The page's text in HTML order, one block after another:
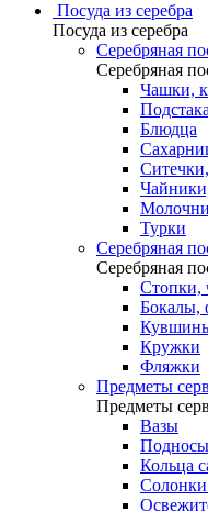
Посуда из серебра
Посуда из серебра
Серебряная
Серебряная
Чашки,
Блюдца
Турки
Серебряная
Серебряная
Стопки,
Бокалы,
Кружки
Фляжки
Предметы
Предметы
Вазы
Подносы
Кольца